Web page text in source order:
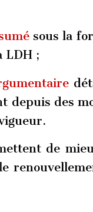
sous la
LDH ;
des
de